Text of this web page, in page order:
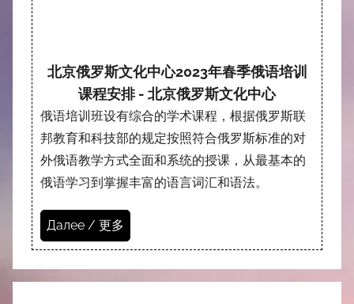
北京俄罗斯文化中心2023年春季俄语培训
课程安排 - 北京俄罗斯文化中心
俄语培训班设有综合的学术课程，根据俄罗斯联
邦教育和科技部的规定按照符合俄罗斯标准的对
外俄语教学方式全面和系统的授课，从最基本的
俄语学习到掌握丰富的语言词汇和语法。
Далее / 更多